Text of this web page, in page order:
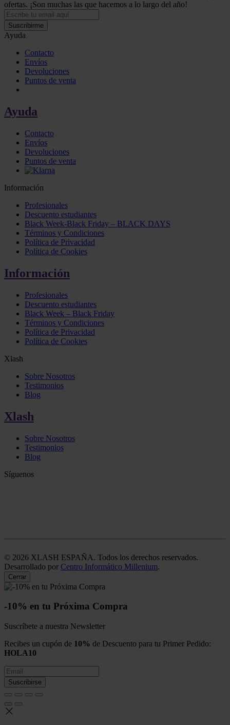
ofertas. ¡Son muchas las que hacemos a lo largo del año!
Suscribirme
Ayuda
Contacto
Envíos
Devoluciones
Puntos de venta
Ayuda
Contacto
Envíos
Devoluciones
Puntos de venta
Información
Profesionales
Descuento estudiantes
Black Week-Black Friday – BLACK DAYS
Términos y Condiciones
Política de Privacidad
Política de Cookies
Información
Profesionales
Descuento estudiantes
Black Week – Black Friday
Términos y Condiciones
Política de Privacidad
Política de Cookies
Xlash
Sobre Nosotros
Testimonios
Blog
Xlash
Sobre Nosotros
Testimonios
Blog
Síguenos
© 2026 XLASH ESPAÑA. Todos los derechos reservados.
Desarrollado por Centro Informático Millenium.
Cerrar
-10% en tu Próxima Compra
Suscríbete a nuestra Newsletter
Recibes un cupón de 10% de Descuento para tu Primer Pedido:
HOLA10
Suscribirse